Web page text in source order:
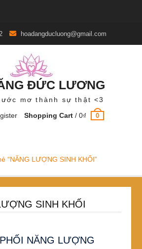
hoadangducluong@gmail.com
ĐỨC LƯƠNG
mơ thành sự thật <3
Shopping Cart /0₫ 0
“NĂNG LƯỢNG SINH KHỐI”
SINH KHỐI
NĂNG LƯỢNG